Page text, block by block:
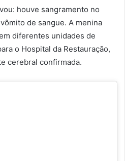
houve sangramento no
de sangue. A menina
diferentes unidades de
o Hospital da Restauração,
cerebral confirmada.